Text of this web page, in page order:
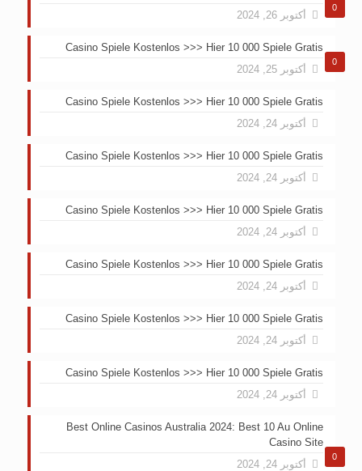
0
أكتوبر 26, 2024
0
Casino Spiele Kostenlos >>> Hier 10 000 Spiele Gratis
أكتوبر 25, 2024
Casino Spiele Kostenlos >>> Hier 10 000 Spiele Gratis
أكتوبر 24, 2024
Casino Spiele Kostenlos >>> Hier 10 000 Spiele Gratis
أكتوبر 24, 2024
Casino Spiele Kostenlos >>> Hier 10 000 Spiele Gratis
أكتوبر 24, 2024
Casino Spiele Kostenlos >>> Hier 10 000 Spiele Gratis
أكتوبر 24, 2024
Casino Spiele Kostenlos >>> Hier 10 000 Spiele Gratis
أكتوبر 24, 2024
Casino Spiele Kostenlos >>> Hier 10 000 Spiele Gratis
أكتوبر 24, 2024
0
Best Online Casinos Australia 2024: Best 10 Au Online
Casino Site
أكتوبر 24, 2024